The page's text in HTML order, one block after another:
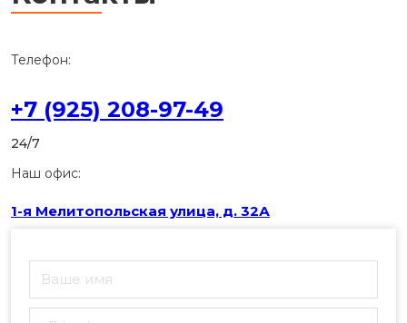
Телефон:
+7 (925) 208-97-49
24/7
Наш офис:
1-я Мелитопольская улица, д. 32А